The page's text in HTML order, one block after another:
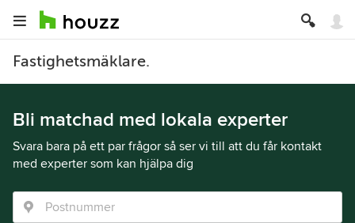
Fastighetsmäklare.
Bli matchad med lokala experter
Svara bara på ett par frågor så ser vi till att du får kontakt
med experter som kan hjälpa dig